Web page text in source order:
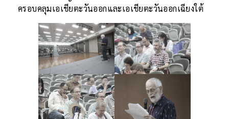
ครอบคลุมเอเชียตะวันออกและเอเชียตะวันออกเฉียงใต้